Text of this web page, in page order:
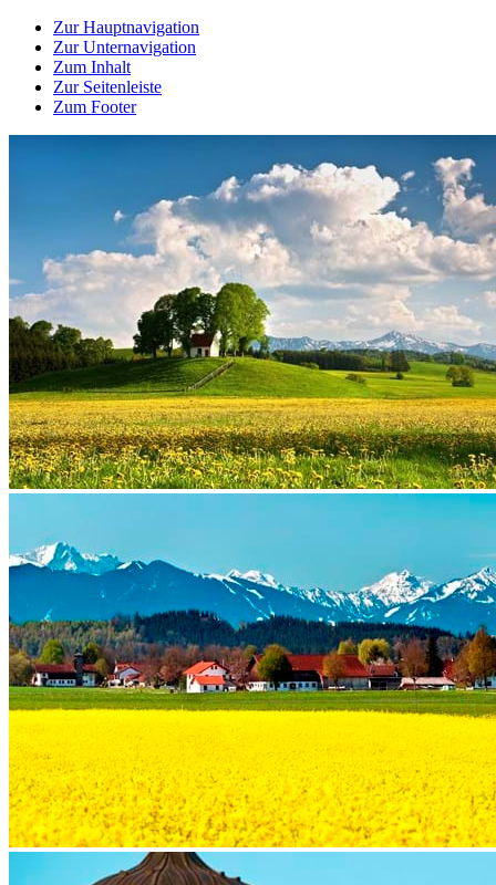
Zur Hauptnavigation
Zur Unternavigation
Zum Inhalt
Zur Seitenleiste
Zum Footer